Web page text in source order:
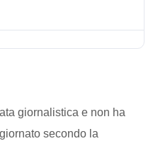
giornalistica e non ha
secondo la